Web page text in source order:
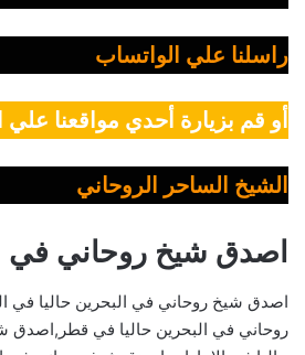
راسلنا علي الواتساب
أو قم بزيارة أحدي مواقعنا علي
الشيخ الساحر الروحاني
اصدق شيخ روحاني في
اصدق شيخ روحاني في البحرين حاليا في
روحاني في البحرين حاليا في قطر,اصدق